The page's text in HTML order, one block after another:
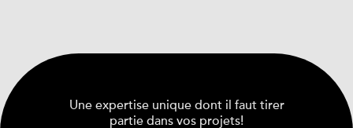
Une expertise unique dont il faut tirer
partie dans vos projets!